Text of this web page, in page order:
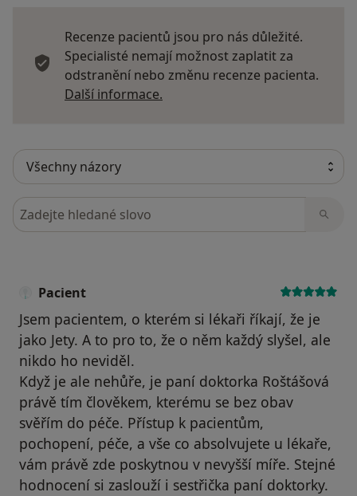
Recenze pacientů jsou pro nás důležité.
Specialisté nemají možnost zaplatit za
odstranění nebo změnu recenze pacienta.
Další informace.
Hledejte v názorech
Pacient
Jsem pacientem, o kterém si lékaři říkají, že je
jako Jety. A to pro to, že o něm každý slyšel, ale
nikdo ho neviděl.
Když je ale nehůře, je paní doktorka Roštášová
právě tím člověkem, kterému se bez obav
svěřím do péče. Přístup k pacientům,
pochopení, péče, a vše co absolvujete u lékaře,
vám právě zde poskytnou v nevyšší míře. Stejné
hodnocení si zaslouží i sestřička paní doktorky.